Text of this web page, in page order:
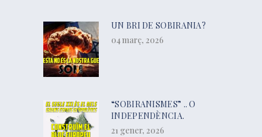
UN BRI DE SOBIRANIA?
04 març, 2026
“SOBIRANISMES” .. O
INDEPENDÈNCIA.
21 gener, 2026